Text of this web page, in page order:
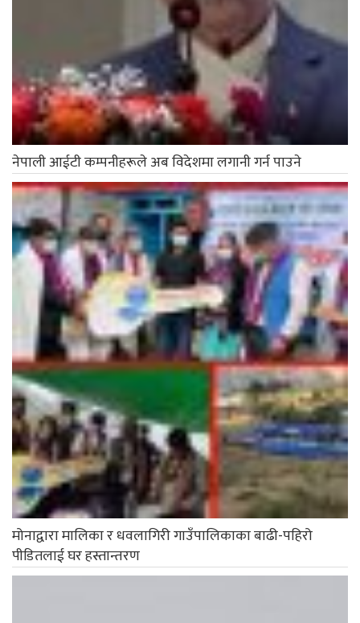
नेपाली आईटी कम्पनीहरूले अब विदेशमा लगानी गर्न पाउने
मोनाद्वारा मालिका र धवलागिरी गाउँपालिकाका बाढी-पहिरो
पीडितलाई घर हस्तान्तरण